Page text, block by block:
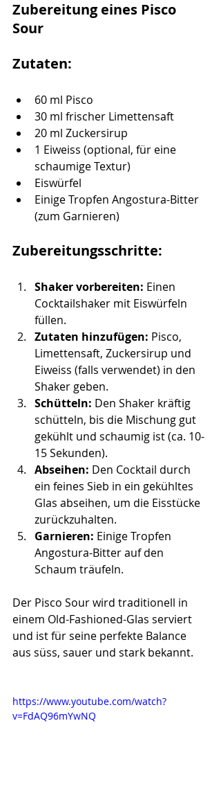
Zubereitung eines Pisco
Sour
Zutaten:
60 ml Pisco
30 ml frischer Limettensaft
20 ml Zuckersirup
1 Eiweiss (optional, für eine
schaumige Textur)
Eiswürfel
Einige Tropfen Angostura-Bitter
(zum Garnieren)
Zubereitungsschritte:
Shaker vorbereiten: Einen
Cocktailshaker mit Eiswürfeln
füllen.
Zutaten hinzufügen: Pisco,
Limettensaft, Zuckersirup und
Eiweiss (falls verwendet) in den
Shaker geben.
Schütteln: Den Shaker kräftig
schütteln, bis die Mischung gut
gekühlt und schaumig ist (ca. 10-
15 Sekunden).
Abseihen: Den Cocktail durch
ein feines Sieb in ein gekühltes
Glas abseihen, um die Eisstücke
zurückzuhalten.
Garnieren: Einige Tropfen
Angostura-Bitter auf den
Schaum träufeln.
Der Pisco Sour wird traditionell in
einem Old-Fashioned-Glas serviert
und ist für seine perfekte Balance
aus süss, sauer und stark bekannt.
https://www.youtube.com/watch?
v=FdAQ96mYwNQ